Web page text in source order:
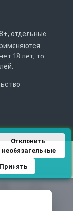
отдельные
18 лет, то
Отклонить
необязательные
Принять